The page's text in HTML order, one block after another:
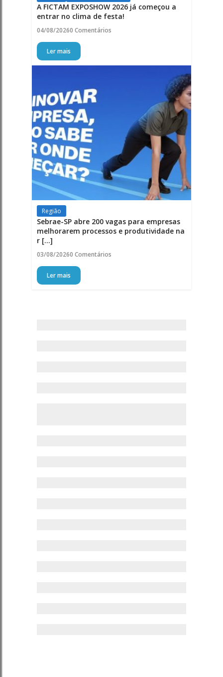
A FICTAM EXPOSHOW 2026 já começou a
entrar no clima de festa!
04/08/20260 Comentários
Ler mais
Região
Sebrae-SP abre 200 vagas para empresas
melhorarem processos e produtividade na
r [...]
03/08/20260 Comentários
Ler mais